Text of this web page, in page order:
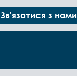
Зв'язатися з нами